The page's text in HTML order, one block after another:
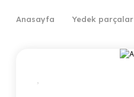
Anasayfa Yedek parçalar